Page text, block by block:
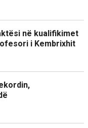
në kualifikimet
i Kembrixhit